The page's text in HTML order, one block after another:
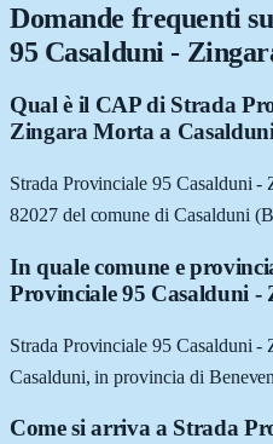
Domande frequenti su
95 Casalduni -
Qual è il CAP di Strada
Zingara Morta a
Strada Provinciale 95 Casalduni
82027 del comune di Casalduni
In quale comune e
Provinciale 95 Casalduni
Strada Provinciale 95 Casalduni -
Casalduni, in provincia di
Come si arriva a Strada